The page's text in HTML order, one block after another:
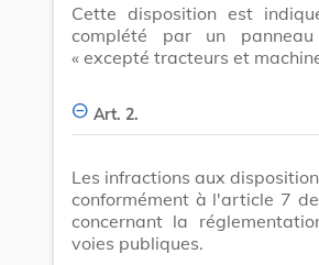
Cette disposition est
complété par un
« excepté tracteurs et
Art. 2.
Les infractions aux
conformément à l'article 7
concernant la
voies publiques.